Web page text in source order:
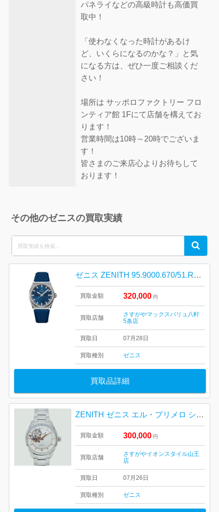
パネライなどの高級時計も高価買
取中！
「使わなくなった時計があるけ
ど、いくらになるのかな？」と気
になる方は、ぜひ一度ご相談くだ
さい！
場所は サッポロファクトリー フロ
ンティア館 1Fにて店舗を構えてお
ります！
営業時間は10時～20時でございま
す！
皆さまのご来店心よりお待ちして
おります！
その他のゼニスの買取実績
for:
Search
ゼニス ZENITH 95.9000.670/51.R790
買取金額 320,000 円
買取店舗
さすがやマックスバリュ八軒
5条店
買取日 07月28日
買取種別 ゼニス
買取品詳細
ZENITH ゼニス エル・プリメロ シノプシス
買取金額 300,000 円
買取店舗
さすがやイオンスタイル山王
店
買取日 07月26日
買取種別 ゼニス